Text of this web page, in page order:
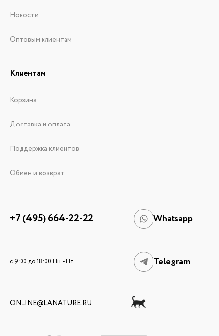
Новости
Оптовым клиентам
Клиентам
Корзина
Доставка и оплата
Поддержка клиентов
Обмен и возврат
+7 (495) 664-22-22 Whatsapp
c 9:00 до 18:00 Пн. - Пт. Telegram
ONLINE@LANATURE.RU